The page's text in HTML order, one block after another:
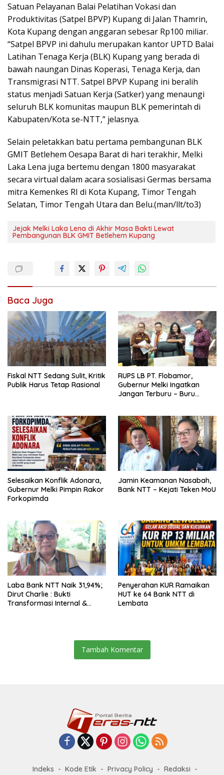
Satuan Pelayanan Balai Pelatihan Vokasi dan
Produktivitas (Satpel BPVP) Kupang di Jalan Thamrin,
Kota Kupang dengan anggaran sebesar Rp100 miliar.
“Satpel BPVP ini dahulu merupakan kantor UPTD Balai
Latihan Tenaga Kerja (BLK) Kupang yang berada di
bawah naungan Dinas Koperasi, Tenaga Kerja, dan
Transmigrasi NTT. Satpel BPVP Kupang ini beralih
status menjadi Satuan Kerja (Satker) yang menaungi
seluruh BLK komunitas maupun BLK pemerintah di
Kabupaten/Kota se-NTT,” jelasnya.
Selain peletakkan batu pertama pembangunan BLK
GMIT Betlehem Oesapa Barat di hari terakhir, Melki
Laka Lena juga bertemu dengan 1800 masyarakat
secara virtual dalam acara sosialisasi Germas bersama
mitra Kemenkes RI di Kota Kupang, Timor Tengah
Selatan, Timor Tengah Utara dan Belu.(man/llt/to3)
Jejak Melki Laka Lena di Akhir Masa Bakti Lewat
Pembangunan BLK GMIT Betlehem Kupang
Baca Juga
Fiskal NTT Sedang Sulit, Kritik
Publik Harus Tetap Rasional
RUPS LB PT. Flobamor,
Gubernur Melki Ingatkan
Jangan Terburu – Buru
Selesaikan Konflik Adonara,
Gubernur Melki Pimpin Rakor
Forkopimda
Jamin Keamanan Nasabah,
Bank NTT – Kejati Teken MoU
Laba Bank NTT Naik 31,94%;
Dirut Charlie : Bukti
Transformasi Internal &
Penyerahan KUR Ramaikan
HUT ke 64 Bank NTT di
Lembata
Tambah Komentar
Indeks Kode Etik Privacy Policy Redaksi